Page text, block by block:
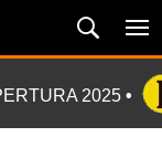
2025